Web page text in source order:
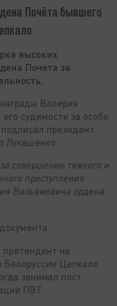
Почёта бывшего
высоких
Почета за
Валерия
судимости за особо
президент
Лукашенко.
совершение тяжкого и
преступления
Вильямовича ордена
на
Белоруссии Цепкало
занимал пост
ПВТ.